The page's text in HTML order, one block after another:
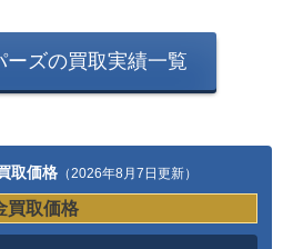
ーズの買取実績一覧
取価格 （2026年8月7日更新）
買取価格